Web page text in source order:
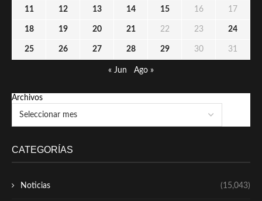
11 12 13 14 15 16 17
18 19 20 21 22 23 24
25 26 27 28 29 30 31
« Jun Ago »
Archivos
CATEGORÍAS
Noticias (15,043)